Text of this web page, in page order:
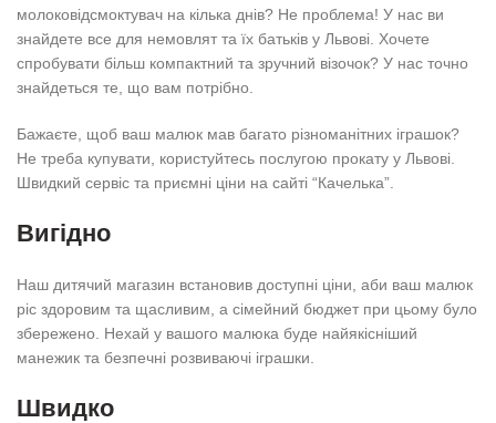
молоковідсмоктувач на кілька днів? Не проблема! У нас ви
знайдете все для немовлят та їх батьків у Львові. Хочете
спробувати більш компактний та зручний візочок? У нас точно
знайдеться те, що вам потрібно.
Бажаєте, щоб ваш малюк мав багато різноманітних іграшок?
Не треба купувати, користуйтесь послугою прокату у Львові.
Швидкий сервіс та приємні ціни на сайті “Качелька”.
Вигідно
Наш дитячий магазин встановив доступні ціни, аби ваш малюк
ріс здоровим та щасливим, а сімейний бюджет при цьому було
збережено. Нехай у вашого малюка буде найякісніший
манежик та безпечні розвиваючі іграшки.
Швидко